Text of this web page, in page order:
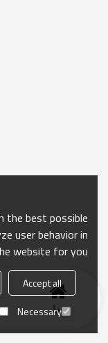
منزل
the best possible
user behavior in
website for you.
Accept all
Necessary